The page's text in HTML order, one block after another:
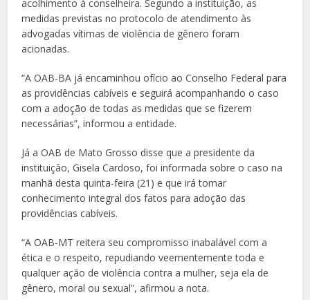
acolhimento à conselheira. Segundo a instituição, as
medidas previstas no protocolo de atendimento às
advogadas vítimas de violência de gênero foram
acionadas.
“A OAB-BA já encaminhou ofício ao Conselho Federal para
as providências cabíveis e seguirá acompanhando o caso
com a adoção de todas as medidas que se fizerem
necessárias”, informou a entidade.
Já a OAB de Mato Grosso disse que a presidente da
instituição, Gisela Cardoso, foi informada sobre o caso na
manhã desta quinta-feira (21) e que irá tomar
conhecimento integral dos fatos para adoção das
providências cabíveis.
“A OAB-MT reitera seu compromisso inabalável com a
ética e o respeito, repudiando veementemente toda e
qualquer ação de violência contra a mulher, seja ela de
gênero, moral ou sexual”, afirmou a nota.